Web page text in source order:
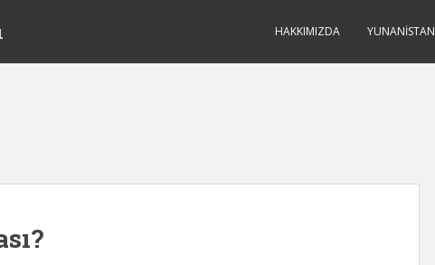
HAKKIMIZDA YUNANISTAN